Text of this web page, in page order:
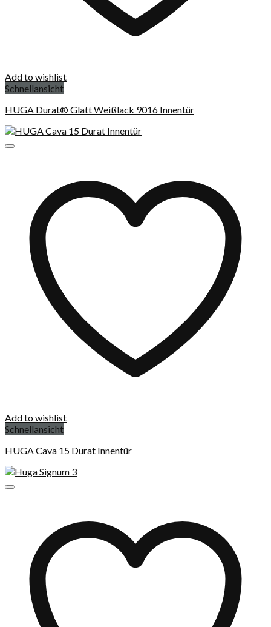
Add to wishlist
Schnellansicht
HUGA Durat® Glatt Weißlack 9016 Innentür
Add to wishlist
Schnellansicht
HUGA Cava 15 Durat Innentür